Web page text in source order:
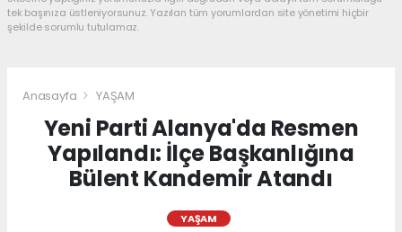
tek başınıza üstleniyorsunuz. Yazılan tüm yorumlardan site yönetimi hiçbir
şekilde sorumlu tutulamaz.
Anasayfa YAŞAM
Yeni Parti Alanya'da Resmen
Yapılandı: İlçe Başkanlığına
Bülent Kandemir Atandı
YAŞAM